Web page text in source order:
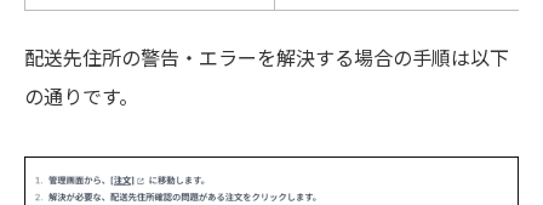
配送先住所の警告・エラーを解決する場合の手順は以下
の通りです。